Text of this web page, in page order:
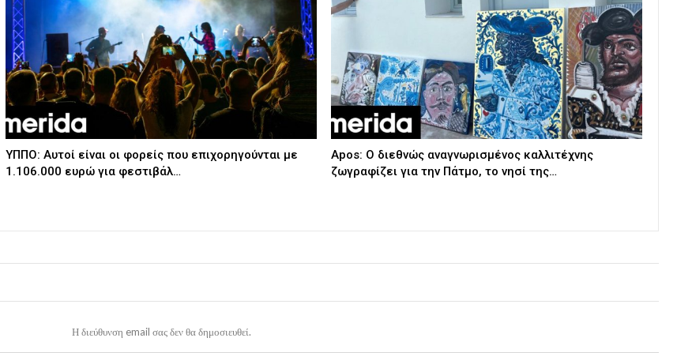
ΥΠΠΟ: Αυτοί είναι οι φορείς που επιχορηγούνται με
1.106.000 ευρώ για φεστιβάλ…
Apos: Ο διεθνώς αναγνωρισμένος καλλιτέχνης
ζωγραφίζει για την Πάτμο, το νησί της…
Η διεύθυνση email σας δεν θα δημοσιευθεί.